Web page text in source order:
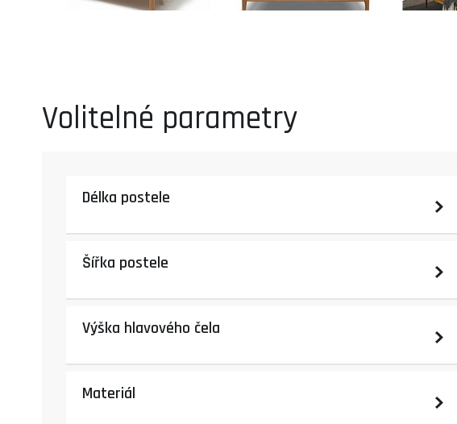
Volitelné parametry
Délka postele
Šířka postele
Výška hlavového čela
Materiál